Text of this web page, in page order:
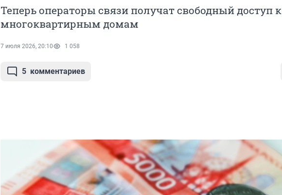
Теперь операторы связи получат свободный доступ к
многоквартирным домам
7 июля 2026, 20:10 1 058
5 комментариев